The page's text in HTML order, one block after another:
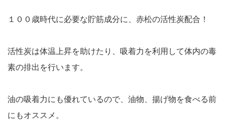
１００歳時代に必要な貯筋成分に、赤松の活性炭配合！
活性炭は体温上昇を助けたり、吸着力を利用して体内の毒
素の排出を行います。
油の吸着力にも優れているので、油物、揚げ物を食べる前
にもオススメ。